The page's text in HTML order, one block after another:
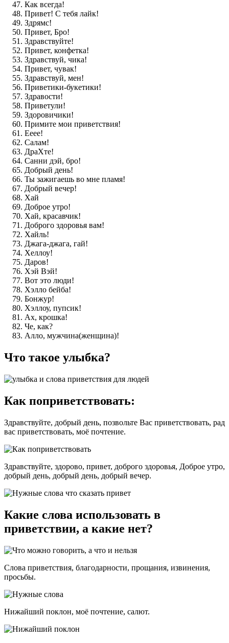
Как всегда!
Привет! С тебя лайк!
Здрямс!
Привет, Бро!
Здравствуйте!
Привет, конфетка!
Здравствуй, чика!
Привет, чувак!
Здравствуй, мен!
Приветики-букетики!
Здравости!
Приветули!
Здоровичики!
Примите мои приветствия!
Ееее!
Салам!
ДраХте!
Санни дэй, бро!
Добрый день!
Ты зажигаешь во мне пламя!
Добрый вечер!
Хай
Доброе утро!
Хай, красавчик!
Доброго здоровья вам!
Хайль!
Джага-джага, гай!
Хеллоу!
Даров!
Хэй Вэй!
Вот это люди!
Хэлло бейба!
Бонжур!
Хэллоу, пупсик!
Ах, крошка!
Че, как?
Алло, мужчина(женщина)!
Что такое улыбка?
Как поприветствовать:
Здравствуйте, добрый день, позвольте Вас приветствовать, рад
вас приветствовать, моё почтение.
Здравствуйте, здорово, привет, доброго здоровья, Доброе утро,
добрый день, добрый день, добрый вечер.
Какие слова использовать в
приветствии, а какие нет?
Слова приветствия, благодарности, прощания, извинения,
просьбы.
Нижайший поклон, моё почтение, салют.